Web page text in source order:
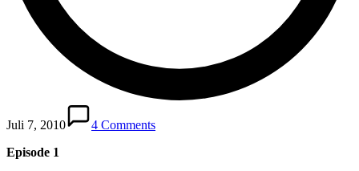
Juli 7, 2010
4 Comments
Episode 1